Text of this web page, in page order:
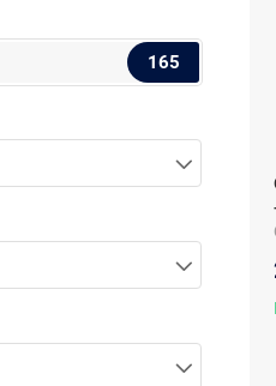
165